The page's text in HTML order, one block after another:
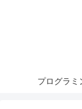
プログラミ